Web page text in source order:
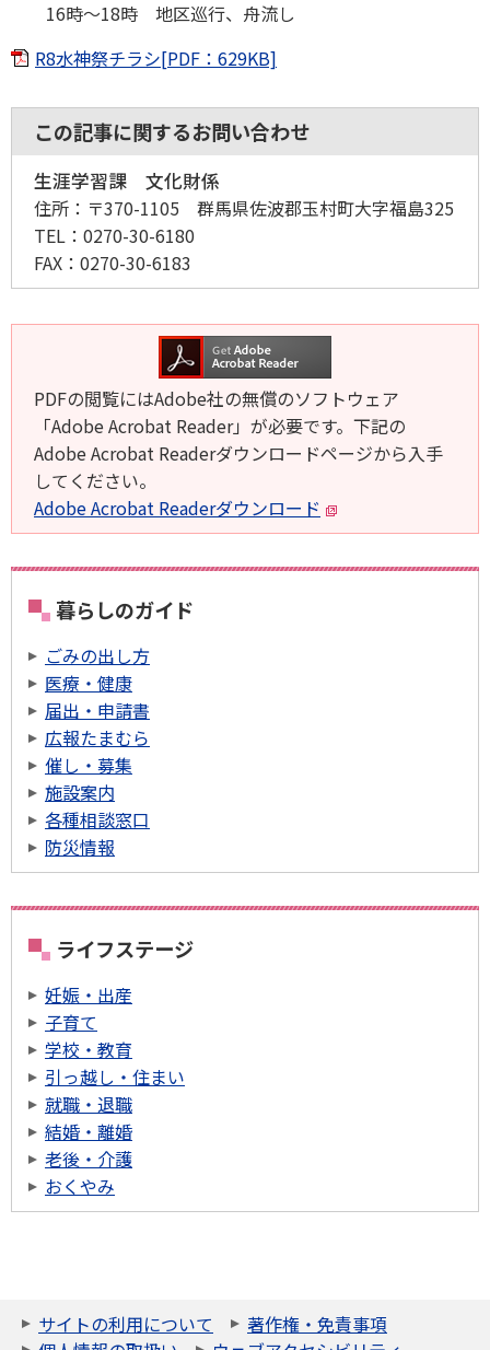
16時〜18時 地区巡行、舟流し
R8水神祭チラシ[PDF：629KB]
この記事に関するお問い合わせ
生涯学習課 文化財係
住所： 〒370-1105 群馬県佐波郡玉村町大字福島325
TEL： 0270-30-6180
FAX： 0270-30-6183
PDFの閲覧にはAdobe社の無償のソフトウェア
「Adobe Acrobat Reader」が必要です。下記の
Adobe Acrobat Readerダウンロードページから入手
してください。
Adobe Acrobat Readerダウンロード
暮らしのガイド
ごみの出し方
医療・健康
届出・申請書
広報たまむら
催し・募集
施設案内
各種相談窓口
防災情報
ライフステージ
妊娠・出産
子育て
学校・教育
引っ越し・住まい
就職・退職
結婚・離婚
老後・介護
おくやみ
サイトの利用について
著作権・免責事項